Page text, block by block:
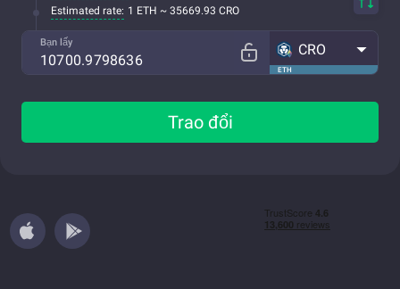
Estimated rate: 1 ETH ~ 35669.93 CRO
Bạn lấy
ETH
CRO
Trao đổi